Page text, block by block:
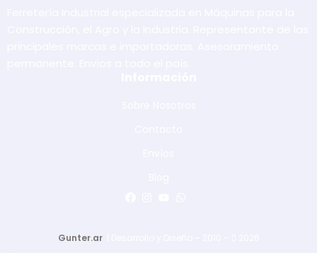
Gunter.ar| Desarrollo y Diseño – 2010 –